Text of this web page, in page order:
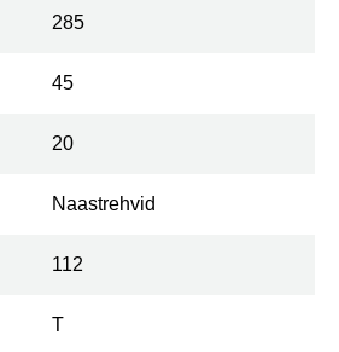
285
45
20
Naastrehvid
112
T